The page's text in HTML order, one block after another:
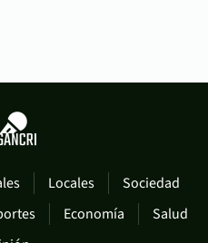
Locales
Sociedad
Economía
Salud